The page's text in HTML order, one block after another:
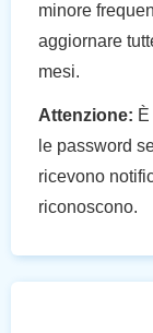
minore
aggiornare
mesi.
Attenzione:
le password
ricevono
riconoscono.